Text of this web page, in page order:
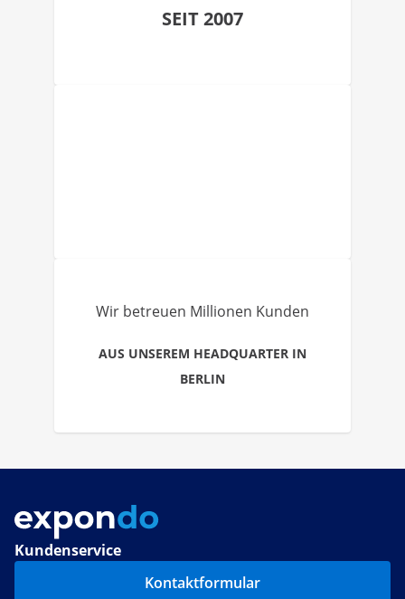
SEIT 2007
Wir betreuen Millionen Kunden
AUS UNSEREM HEADQUARTER IN
BERLIN
Kundenservice
Kontaktformular